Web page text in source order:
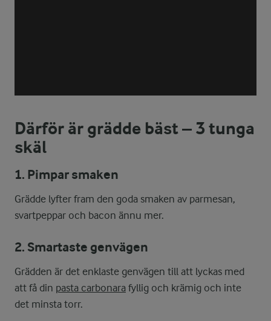
Därför är grädde bäst – 3 tunga
skäl
1. Pimpar smaken
Grädde lyfter fram den goda smaken av parmesan,
svartpeppar och bacon ännu mer.
2. Smartaste genvägen
Grädden är det enklaste genvägen till att lyckas med
att få din pasta carbonara fyllig och krämig och inte
det minsta torr.